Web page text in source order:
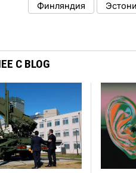
Финляндия
С BLOG